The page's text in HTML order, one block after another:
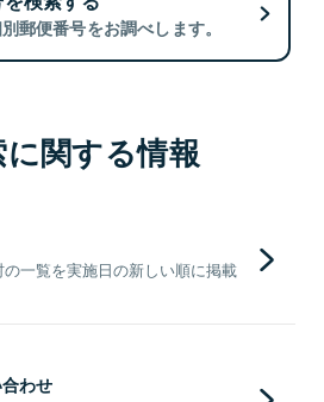
郵便番号をお調べします。
関する情報
一覧を実施日の新しい順に掲載
わせ